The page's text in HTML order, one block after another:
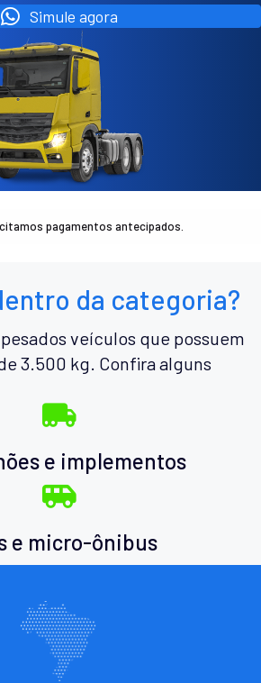
Simule agora
pagamentos antecipados.
da categoria?
veículos que possuem
3.500 kg. Confira alguns
e implementos
e micro-ônibus